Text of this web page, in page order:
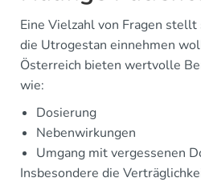
Eine Vielzahl von Fragen
die Utrogestan einnehmen
Österreich bieten wertvolle
wie:
Dosierung
Nebenwirkungen
Umgang mit vergessenen
Insbesondere die